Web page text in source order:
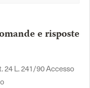
e risposte
L. 241/90 Accesso